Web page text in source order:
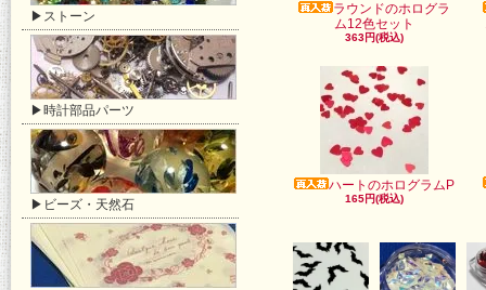
▶ストーン
▶時計部品パーツ
▶ビーズ・天然石
ラウンドのホログラ
ム12色セット
363円(税込)
ハートのホログラムP
165円(税込)